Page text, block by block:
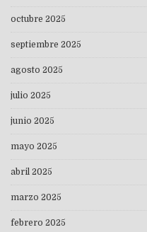
octubre 2025
septiembre 2025
agosto 2025
julio 2025
junio 2025
mayo 2025
abril 2025
marzo 2025
febrero 2025